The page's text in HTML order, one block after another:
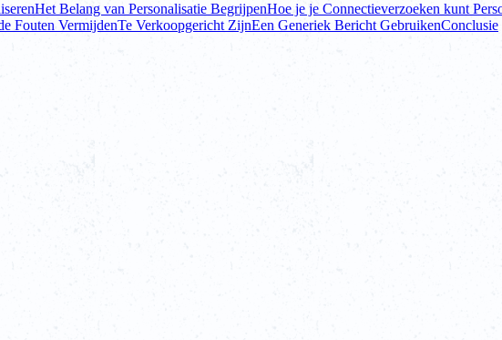
Het Belang van Personalisatie BegrijpenHoe je je Connectieverzoeken kunt
Fouten VermijdenTe Verkoopgericht ZijnEen Generiek Bericht GebruikenConclusie